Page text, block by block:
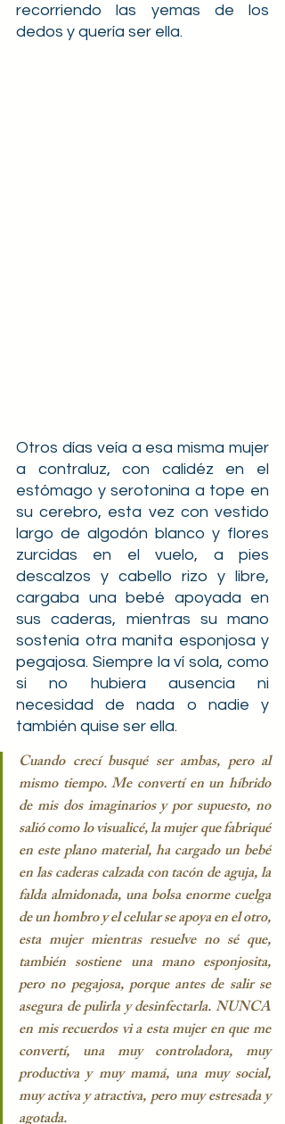
recorriendo las yemas de los
dedos y quería ser ella.
Otros días veía a esa misma mujer
a contraluz, con calidéz en el
estómago y serotonina a tope en
su cerebro, esta vez con vestido
largo de algodón blanco y flores
zurcidas en el vuelo, a pies
descalzos y cabello rizo y libre,
cargaba una bebé apoyada en
sus caderas, mientras su mano
sostenía otra manita esponjosa y
pegajosa. Siempre la ví sola, como
si no hubiera ausencia ni
necesidad de nada o nadie y
también quise ser ella.
Cuando crecí busqué ser ambas, pero al
mismo tiempo. Me convertí en un híbrido
de mis dos imaginarios y por supuesto, no
salió como lo visualicé, la mujer que fabriqué
en este plano material, ha cargado un bebé
en las caderas calzada con tacón de aguja, la
falda almidonada, una bolsa enorme cuelga
de un hombro y el celular se apoya en el otro,
esta mujer mientras resuelve no sé que,
también sostiene una mano esponjosita,
pero no pegajosa, porque antes de salir se
asegura de pulirla y desinfectarla. NUNCA
en mis recuerdos vi a esta mujer en que me
convertí, una muy controladora, muy
productiva y muy mamá, una muy social,
muy activa y atractiva, pero muy estresada y